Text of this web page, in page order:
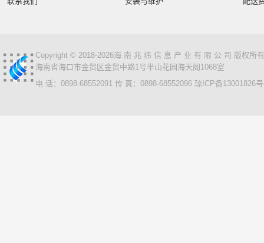
Copyright © 2018-2026海 南 兆 纬 信 息 产 业 有 限 公 司 版权所
海南省海口市金贸区金贸中路1号半山花园海天阁1068室
电 话：0898-68552091 传 真：0898-68552096 琼ICP备13001826